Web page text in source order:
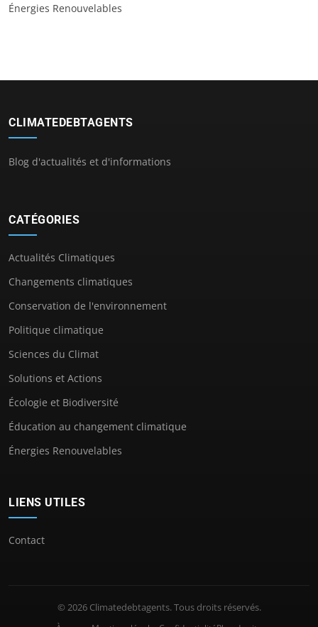
Énergies Renouvelables
CLIMATEDEBTAGENTS
Blog d'actualités et d'informations
CATÉGORIES
Actualités Climatiques
Changements climatiques
Conservation de l'environnement
Politique climatique
Sciences du Climat
Solutions et Actions
Écologie et Biodiversité
Éducation au changement climatique
Énergies Renouvelables
LIENS UTILES
Contact
© 2026 Climatedebtagents. Tous droits réservés.